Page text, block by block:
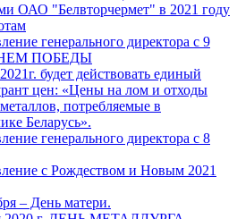
ОАО "Белвторчермет" в 2021 году
генерального директора с 9
ПОБЕДЫ
будет действовать единый
цен: «Цены на лом и отходы
потребляемые в
Беларусь».
генерального директора с 8
с Рождеством и Новым 2021
– День матери.